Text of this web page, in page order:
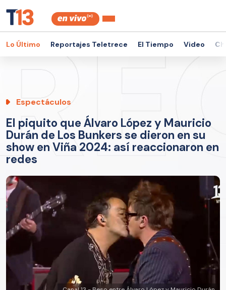
Lo Último Reportajes Teletrece El Tiempo Video
Espectáculos
El piquito que Álvaro López y Mauricio
Durán de Los Bunkers se dieron en su
show en Viña 2024: así reaccionaron en
redes